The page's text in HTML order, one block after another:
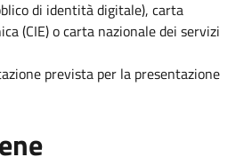
di identità digitale), carta
(CIE) o carta nazionale dei servizi
prevista per la presentazione